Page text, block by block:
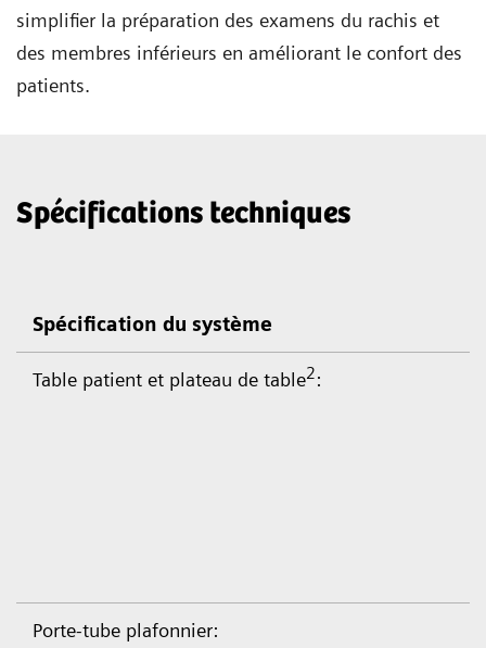
simplifier la préparation des examens du rachis et
des membres inférieurs en améliorant le confort des
patients.
Spécifications techniques
Spécification du système
Table patient et plateau de table2:
Porte-tube plafonnier: